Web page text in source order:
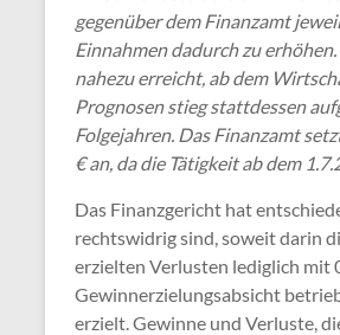
gegenüber dem Finanzamt
Einnahmen dadurch zu
nahezu erreicht, ab dem
Prognosen stieg stattdessen
Folgejahren. Das Finanzamt
€ an, da die Tätigkeit ab dem
Das Finanzgericht hat
rechtswidrig sind, soweit darin
erzielten Verlusten lediglich mit
Gewinnerzielungsabsicht
erzielt. Gewinne und Verluste,